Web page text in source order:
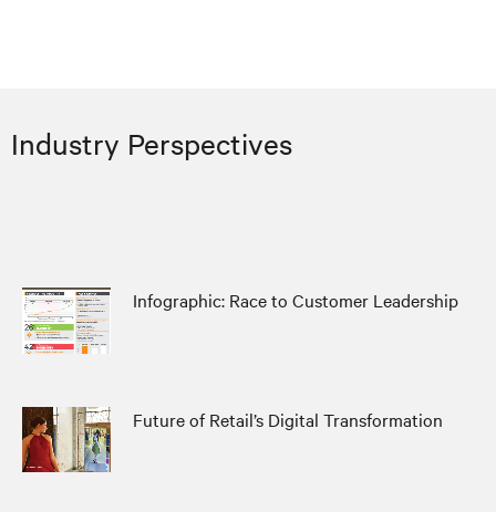
Industry Perspectives
Infographic: Race to Customer Leadership
Future of Retail’s Digital Transformation